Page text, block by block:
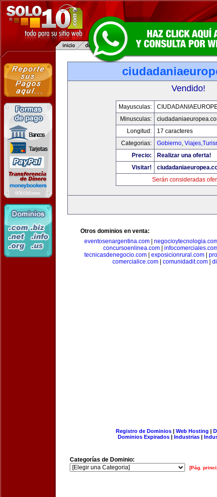
Vendido!
Mayusculas:
Minusculas:
Longitud:
17 caracteres
Categorias:
Gobierno,
Precio:
Realizar una oferta!
Visitar!
Serán consideradas
Otros dominios en venta:
eventosenargentina.com
concursoenlinea.com|
tecnicasdenegocio.com
exposicionrural.com
comercialice.com| comunidadit.com|
Registro de Dominios| Web Hosting |
Dominios Expirados | Industrias |
Categorías de Dominio:
[Pág.